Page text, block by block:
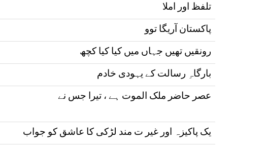
تلفظ اور املا
پاکستان آریگا توو
رونقیں تھیں جہاں میں کیا کیا کچھ
بارگاہِ رسالت کے یہودی خادم
عصر حاضر ملک الموت ہے ، تیرا جس نے
یک پاکیزہ اور غیر ت مند لڑکی کا عاشق کو جواب